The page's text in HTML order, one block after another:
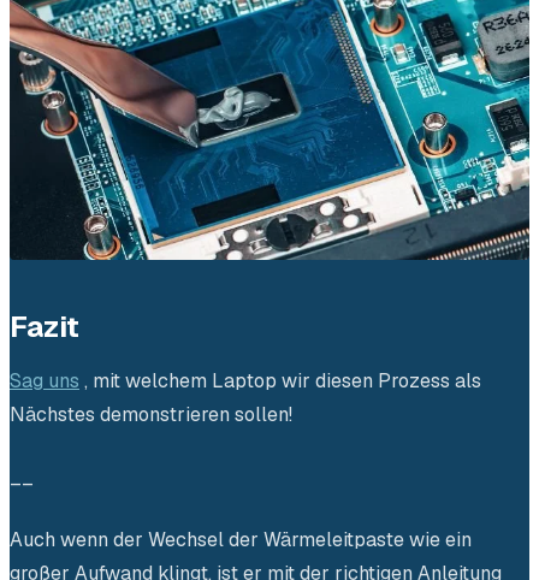
Fazit
Sag uns , mit welchem Laptop wir diesen Prozess als
Nächstes demonstrieren sollen!
Auch wenn der Wechsel der Wärmeleitpaste wie ein
großer Aufwand klingt, ist er mit der richtigen Anleitung